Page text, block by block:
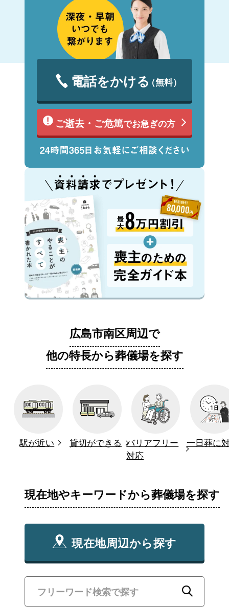
電話をかける（無料）
ご逝去・ご危篤でお急ぎの方
広島市南区周辺で
他の特長から葬儀場を探す
駅が近い 貸切ができる バリアフリー
対応
一日葬に
現在地やキーワードから葬儀場を探す
現在地周辺から探す